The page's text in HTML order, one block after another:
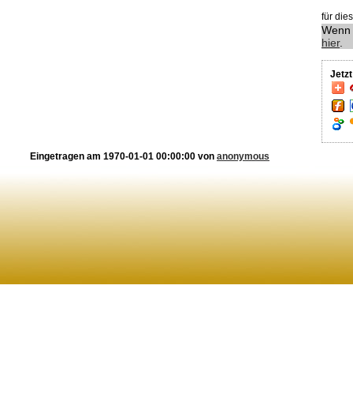
für
hier.
Eingetragen am 1970-01-01 00:00:00 von anonymous